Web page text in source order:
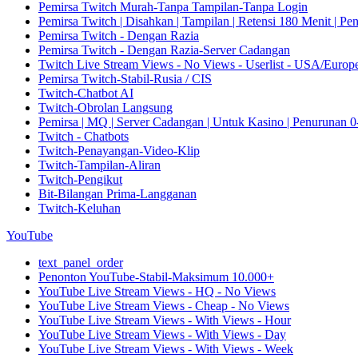
Pemirsa Twitch Murah-Tanpa Tampilan-Tanpa Login
Pemirsa Twitch | Disahkan | Tampilan | Retensi 180 Menit |
Pemirsa Twitch - Dengan Razia
Pemirsa Twitch - Dengan Razia-Server Cadangan
Twitch Live Stream Views - No Views - Userlist - USA/
Pemirsa Twitch-Stabil-Rusia / CIS
Twitch-Chatbot AI
Twitch-Obrolan Langsung
Pemirsa | MQ | Server Cadangan | Untuk Kasino | Penurunan
Twitch - Chatbots
Twitch-Penayangan-Video-Klip
Twitch-Tampilan-Aliran
Twitch-Pengikut
Bit-Bilangan Prima-Langganan
Twitch-Keluhan
YouTube
text_panel_order
Penonton YouTube-Stabil-Maksimum 10.000+
YouTube Live Stream Views - HQ - No Views
YouTube Live Stream Views - Cheap - No Views
YouTube Live Stream Views - With Views - Hour
YouTube Live Stream Views - With Views - Day
YouTube Live Stream Views - With Views - Week